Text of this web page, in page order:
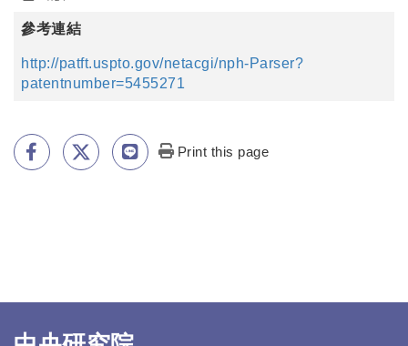
參考連結
http://patft.uspto.gov/netacgi/nph-Parser?
patentnumber=5455271
Print this page